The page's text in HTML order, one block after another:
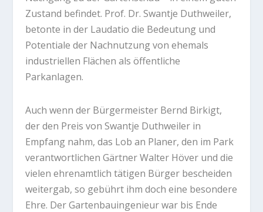
Zustand befindet. Prof. Dr. Swantje Duthweiler,
betonte in der Laudatio die Bedeutung und
Potentiale der Nachnutzung von ehemals
industriellen Flächen als öffentliche
Parkanlagen.
Auch wenn der Bürgermeister Bernd Birkigt,
der den Preis von Swantje Duthweiler in
Empfang nahm, das Lob an Planer, den im Park
verantwortlichen Gärtner Walter Höver und die
vielen ehrenamtlich tätigen Bürger bescheiden
weitergab, so gebührt ihm doch eine besondere
Ehre. Der Gartenbauingenieur war bis Ende